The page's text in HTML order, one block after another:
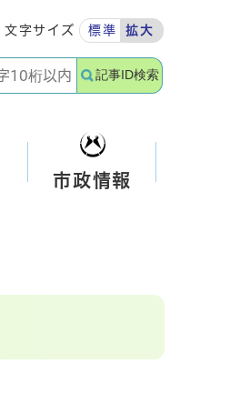
文字サイズ 標準 拡大
記事ID検索
市政情報